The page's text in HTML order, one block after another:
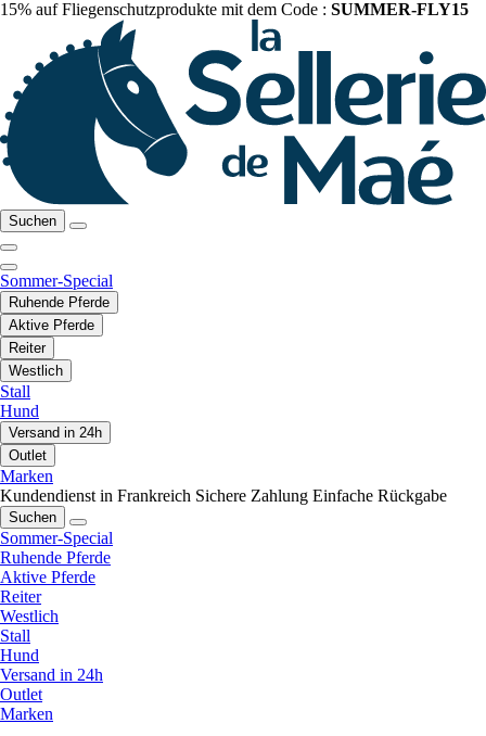
15% auf Fliegenschutzprodukte mit dem Code : SUMMER-FLY15
Suchen
Sommer-Special
Ruhende Pferde
Aktive Pferde
Reiter
Westlich
Stall
Hund
Versand in 24h
Outlet
Marken
Kundendienst in Frankreich Sichere Zahlung Einfache Rückgabe
Suchen
Sommer-Special
Ruhende Pferde
Aktive Pferde
Reiter
Westlich
Stall
Hund
Versand in 24h
Outlet
Marken